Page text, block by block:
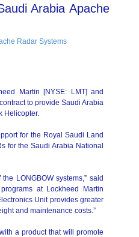
Arabia Apache
Martin [NYSE: LMT] and
to provide Saudi Arabia
Helicopter.
for the Royal Saudi Land
for the Saudi Arabia National
LONGBOW systems,” said
at Lockheed Martin
Unit provides greater
and maintenance costs.”
a product that will promote